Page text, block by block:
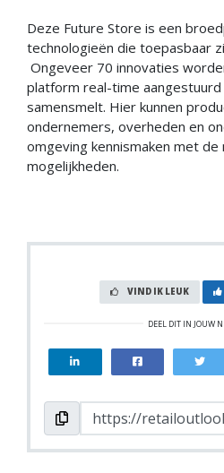
Deze Future Store is een
technologieën die toepasbaar
Ongeveer 70 innovaties
platform real-time
samensmelt. Hier kunnen
ondernemers, overheden en
omgeving kennismaken met
mogelijkheden.
VIND IK LEUK
DEEL DIT IN JOUW